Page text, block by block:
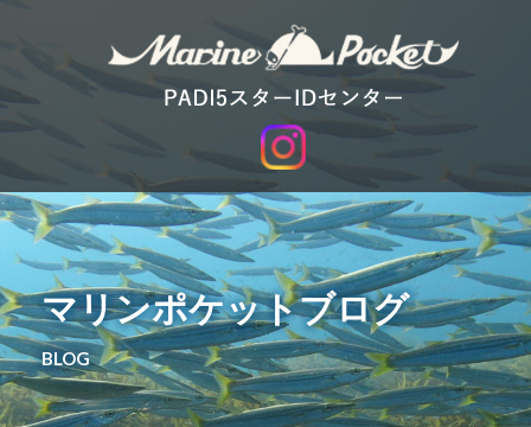
マリンポケットブログ
BLOG